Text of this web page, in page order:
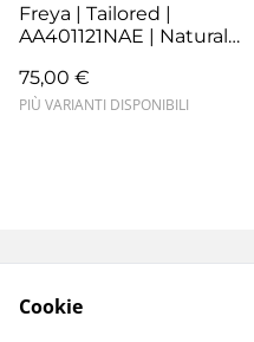
Freya | Tailored |
AA401121NAE | Natural
75,00 €
PIÙ VARIANTI DISPONIBILI
Termini e Condizioni
Cookie